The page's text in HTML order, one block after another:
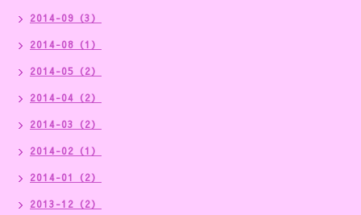
2014-09（3）
2014-08（1）
2014-05（2）
2014-04（2）
2014-03（2）
2014-02（1）
2014-01（2）
2013-12（2）